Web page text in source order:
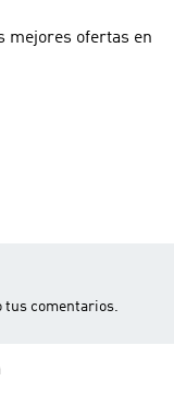
mejores ofertas en
tus comentarios.